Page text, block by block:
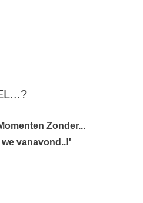
Zonder...
we vanavond..!'